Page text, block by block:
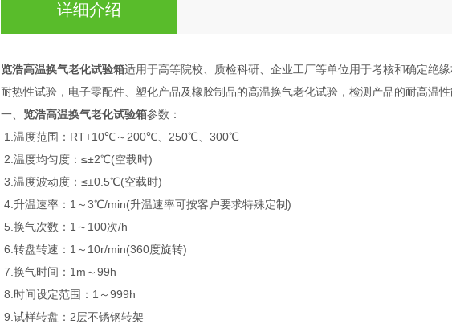
详细介绍
览浩高温换气老化试验箱适用于高等院校、质检科研、企业工厂等单位用于考核和确定绝
耐热性试验，电子零配件、塑化产品及橡胶制品的高温换气老化试验，检测产品的耐高温性
一、 览浩高温换气老化试验箱参数：
1.温度范围：RT+10℃～200℃、250℃、300℃
2.温度均匀度：≤±2℃(空载时)
3.温度波动度：≤±0.5℃(空载时)
4.升温速率：1～3℃/min(升温速率可按客户要求特殊定制)
5.换气次数：1～100次/h
6.转盘转速：1～10r/min(360度旋转)
7.换气时间：1m～99h
8.时间设定范围：1～999h
9.试样转盘：2层不锈钢转架